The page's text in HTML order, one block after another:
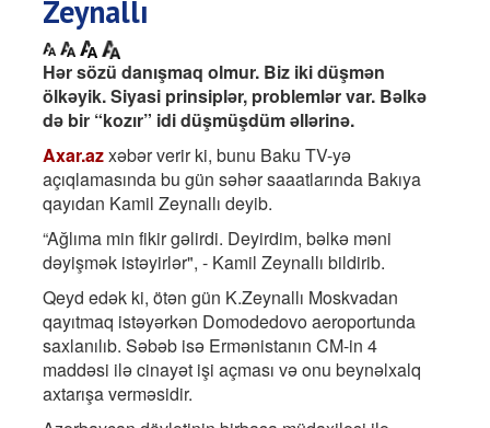
Zeynallı
Hər sözü danışmaq olmur. Biz iki düşmən
ölkəyik. Siyasi prinsiplər, problemlər var. Bəlkə
də bir “kozır” idi düşmüşdüm əllərinə.
Axar.azxəbər verir ki, bunu Baku TV-yə
açıqlamasında bu gün səhər saaatlarında Bakıya
qayıdan Kamil Zeynallı deyib.
“Ağlıma min fikir gəlirdi. Deyirdim, bəlkə məni
dəyişmək istəyirlər", - Kamil Zeynallı bildirib.
Qeyd edək ki, ötən gün K.Zeynallı Moskvadan
qayıtmaq istəyərkən Domodedovo aeroportunda
saxlanılıb. Səbəb isə Ermənistanın CM-in 4
maddəsi ilə cinayət işi açması və onu beynəlxalq
axtarışa verməsidir.